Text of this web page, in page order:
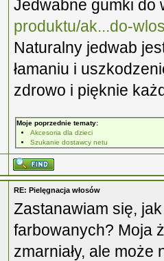
Jedwabne gumki do
produktu/ak...do-
Naturalny jedwab
łamaniu i
zdrowo i pięknie
Moje poprzednie tematy:
Akcesoria dla dzieci
Szukanie dostawcy netu
RE: Pielęgnacja włosów
Zastanawiam się,
farbowanych? Moja
zmarniały, ale